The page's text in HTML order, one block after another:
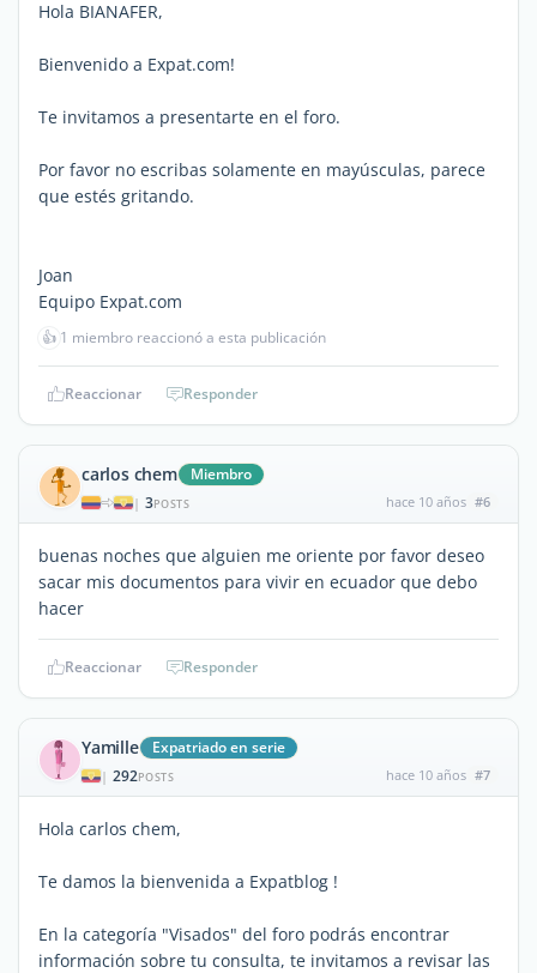
Hola BIANAFER,
Bienvenido a Expat.com!
Te invitamos a presentarte en el foro.
Por favor no escribas solamente en mayúsculas, parece
que estés gritando.
Joan
Equipo Expat.com
👍 1 miembro reaccionó a esta publicación
Reaccionar Responder
carlos chem Miembro
| 3POSTS hace 10 años #6
buenas noches que alguien me oriente por favor deseo
sacar mis documentos para vivir en ecuador que debo
hacer
Reaccionar Responder
Yamille Expatriado en serie
| 292POSTS hace 10 años #7
Hola carlos chem,
Te damos la bienvenida a Expatblog !
En la categoría "Visados" del foro podrás encontrar
información sobre tu consulta, te invitamos a revisar las